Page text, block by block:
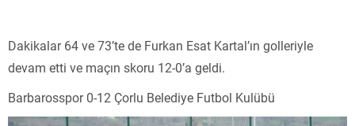
Dakikalar 64 ve 73’te de Furkan Esat Kartal’ın golleriyle
devam etti ve maçın skoru 12-0’a geldi.
Barbarosspor 0-12 Çorlu Belediye Futbol Kulübü